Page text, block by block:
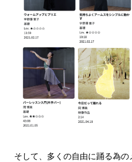
そして、多くの自由に踊る為